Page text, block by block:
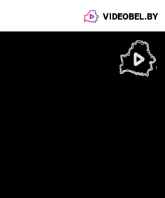
VIDEOBEL.BY